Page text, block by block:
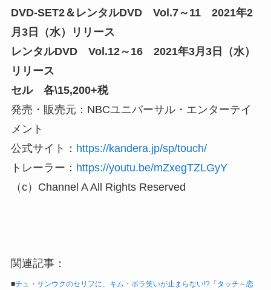
DVD-SET2＆レンタルDVD Vol.7～11 2021年2
月3日（水）リリース
レンタルDVD Vol.12～16 2021年3月3日（水）
リリース
セル 各\15,200+税
発売・販売元：NBCユニバーサル・エンターテイ
メント
公式サイト： https://kandera.jp/sp/touch/
トレーラー： https://youtu.be/mZxegTZLGyY
（c）Channel A All Rights Reserved
関連記事：
■チュ・サンウクのセリフに、キム・ボラ笑いが止まらない!?「タッチ～恋